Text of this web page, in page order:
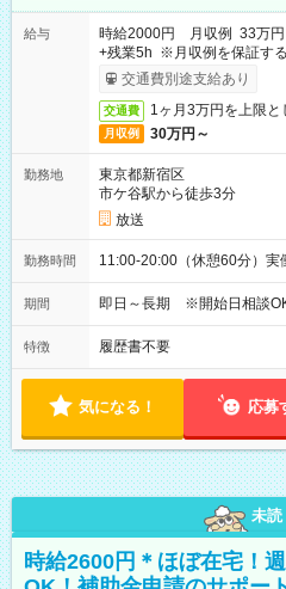
給与
時給2000円 月収例 33万円
+残業5h ※月収例を保証す
取りサービス利用可（利用条
交通費別途支給あり
交通費 1ヶ月3万円を上限と
月収例 30万円～
勤務地
東京都新宿区
市ケ谷駅から徒歩3分
放送
勤務時間 11:00-20:00（休憩60分）実
期間 即日～長期 ※開始日相談
特徴 履歴書不要
気になる！ 応募
未読
時給2600円＊ほぼ在宅！